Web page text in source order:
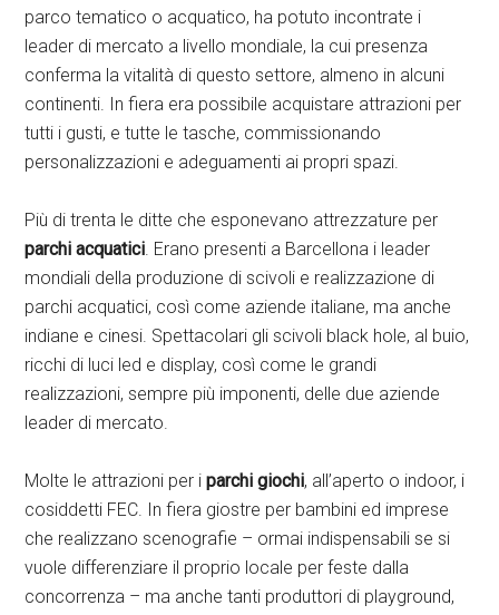
parco tematico o acquatico, ha potuto incontrate i
leader di mercato a livello mondiale, la cui presenza
conferma la vitalità di questo settore, almeno in alcuni
continenti. In fiera era possibile acquistare attrazioni per
tutti i gusti, e tutte le tasche, commissionando
personalizzazioni e adeguamenti ai propri spazi.
Più di trenta le ditte che esponevano attrezzature per
parchi acquatici. Erano presenti a Barcellona i leader
mondiali della produzione di scivoli e realizzazione di
parchi acquatici, così come aziende italiane, ma anche
indiane e cinesi. Spettacolari gli scivoli black hole, al buio,
ricchi di luci led e display, così come le grandi
realizzazioni, sempre più imponenti, delle due aziende
leader di mercato.
Molte le attrazioni per iparchi giochi, all’aperto o indoor, i
cosiddetti FEC. In fiera giostre per bambini ed imprese
che realizzano scenografie – ormai indispensabili se si
vuole differenziare il proprio locale per feste dalla
concorrenza – ma anche tanti produttori di playground,